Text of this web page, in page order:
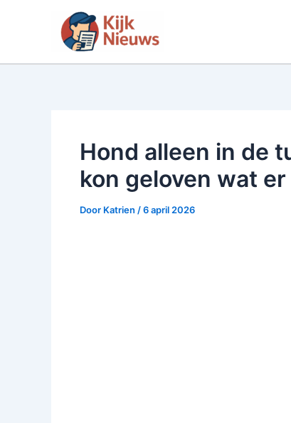
inhoud
Hond alleen in de
kon geloven wat
Door Katrien /6 april 2026